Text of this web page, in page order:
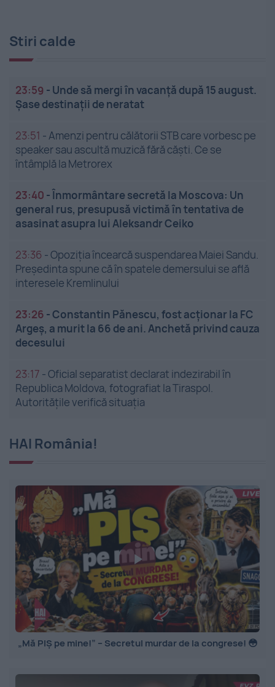
Stiri calde
23:59 - Unde să mergi în vacanță după 15 august.
Șase destinații de neratat
23:51 -Amenzi pentru călătorii STB care vorbesc pe
speaker sau ascultă muzică fără căști. Ce se
întâmplă la Metrorex
23:40 -Înmormântare secretă la Moscova: Un
general rus, presupusă victimă în tentativa de
asasinat asupra lui Aleksandr Ceiko
23:36 -Opoziția încearcă suspendarea Maiei Sandu.
Președinta spune că în spatele demersului se află
interesele Kremlinului
23:26 -Constantin Pănescu, fost acționar la FC
Argeș, a murit la 66 de ani. Anchetă privind cauza
decesului
23:17 -Oficial separatist declarat indezirabil în
Republica Moldova, fotografiat la Tiraspol.
Autoritățile verifică situația
HAI România!
„Mă PIȘ pe mine!” – Secretul murdar de la congrese! 😳